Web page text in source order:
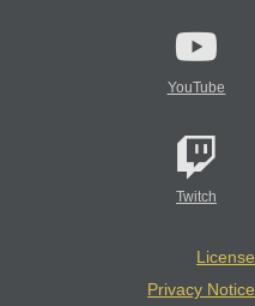
YouTube
Twitch
License
Privacy Notice